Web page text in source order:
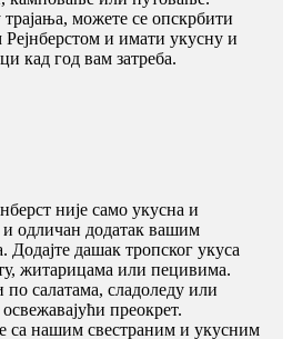
можете се опскрбити
и имати укусну и
кад год вам затреба.
није само укусна и
одличан додатак вашим
Додајте дашак тропског укуса
житарицама или пецивима.
салатама, сладоледу или
преокрет.
са нашим свестраним и укусним